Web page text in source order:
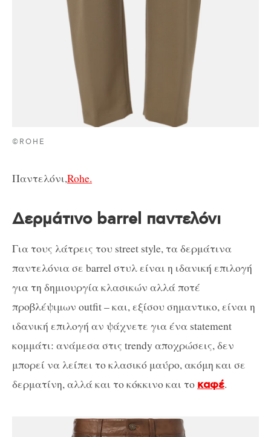
©ROHE
Παντελόνι,Rohe.
Δερμάτινο barrel παντελόνι
Για τους λάτρεις του street style, τα δερμάτινα
παντελόνια σε barrel στυλ είναι η ιδανική επιλογή
για τη δημιουργία κλασικών αλλά ποτέ
προβλέψιμων outfit – και, εξίσου σημαντικο, είναι η
ιδανική επιλογή αν ψάχνετε για ένα statement
κομμάτι: ανάμεσα στις trendy αποχρώσεις, δεν
μπορεί να λείπει το κλασικό μαύρο, ακόμη και σε
δερματίνη, αλλά και το κόκκινο και το καφέ.